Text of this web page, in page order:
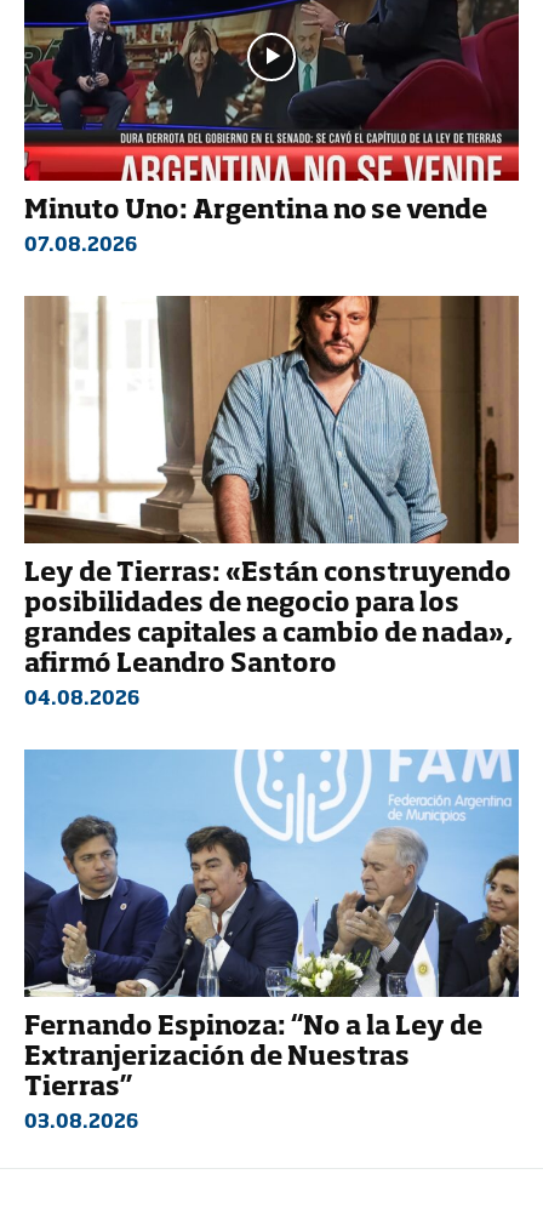
Minuto Uno: Argentina no se vende
07.08.2026
Ley de Tierras: «Están construyendo
posibilidades de negocio para los
grandes capitales a cambio de nada»,
afirmó Leandro Santoro
04.08.2026
Fernando Espinoza: “No a la Ley de
Extranjerización de Nuestras
Tierras”
03.08.2026